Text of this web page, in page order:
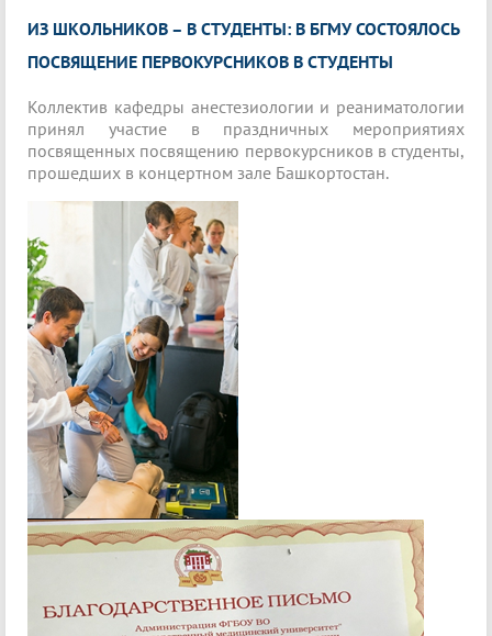
ИЗ ШКОЛЬНИКОВ – В СТУДЕНТЫ: В БГМУ СОСТОЯЛОСЬ
ПОСВЯЩЕНИЕ ПЕРВОКУРСНИКОВ В СТУДЕНТЫ
Коллектив кафедры анестезиологии и реаниматологии
принял участие в праздничных мероприятиях
посвященных посвящению первокурсников в студенты,
прошедших в концертном зале Башкортостан.